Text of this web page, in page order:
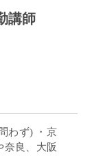
講師
わず) ・京
奈良、大阪